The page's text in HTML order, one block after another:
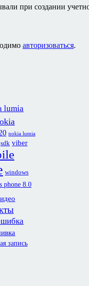
при создании
авторизоваться.
lumia
nokia lumia
sdk viber
windows
phone 8.0
запись